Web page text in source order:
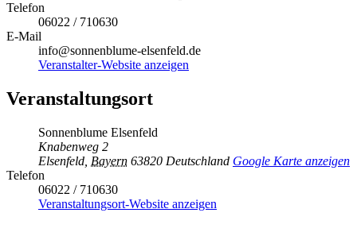
Telefon
06022 / 710630
E-Mail
info@sonnenblume-elsenfeld.de
Veranstalter-Website anzeigen
Veranstaltungsort
Sonnenblume Elsenfeld
Knabenweg 2
Elsenfeld Bayern 63820 Deutschland Google Karte anzeigen
Telefon
06022 / 710630
Veranstaltungsort-Website anzeigen